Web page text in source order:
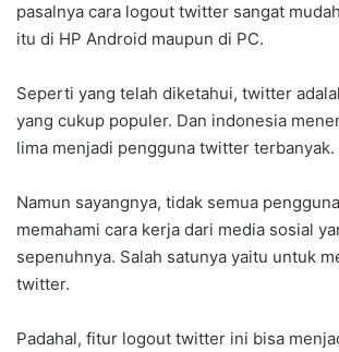
pasalnya cara logout twitter sangat
itu di HP Android maupun di PC.
Seperti yang telah diketahui, twitter
yang cukup populer. Dan indonesia
lima menjadi pengguna twitter terbanyak.
Namun sayangnya, tidak semua
memahami cara kerja dari media sosial
sepenuhnya. Salah satunya yaitu untuk
twitter.
Padahal, fitur logout twitter ini bisa